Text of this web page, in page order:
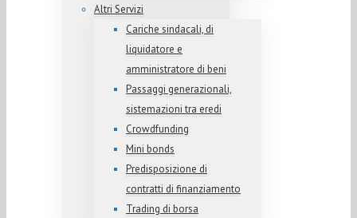
Altri Servizi
Cariche sindacali, di
liquidatore e
amministratore di beni
Passaggi generazionali,
sistemazioni tra eredi
Crowdfunding
Mini bonds
Predisposizione di
contratti di finanziamento
Trading di borsa